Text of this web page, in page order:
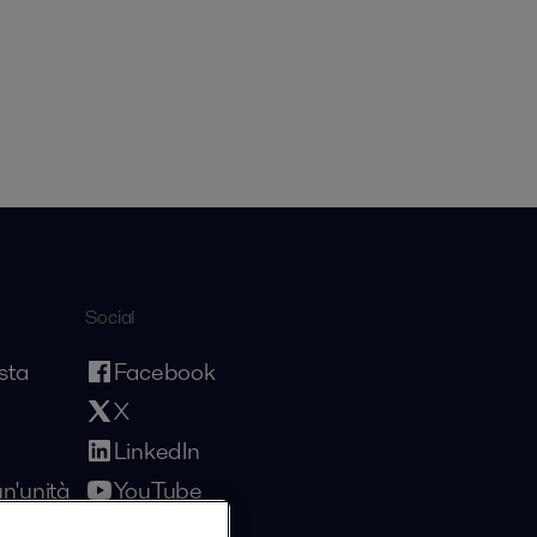
Social
Facebook
X
LinkedIn
YouTube